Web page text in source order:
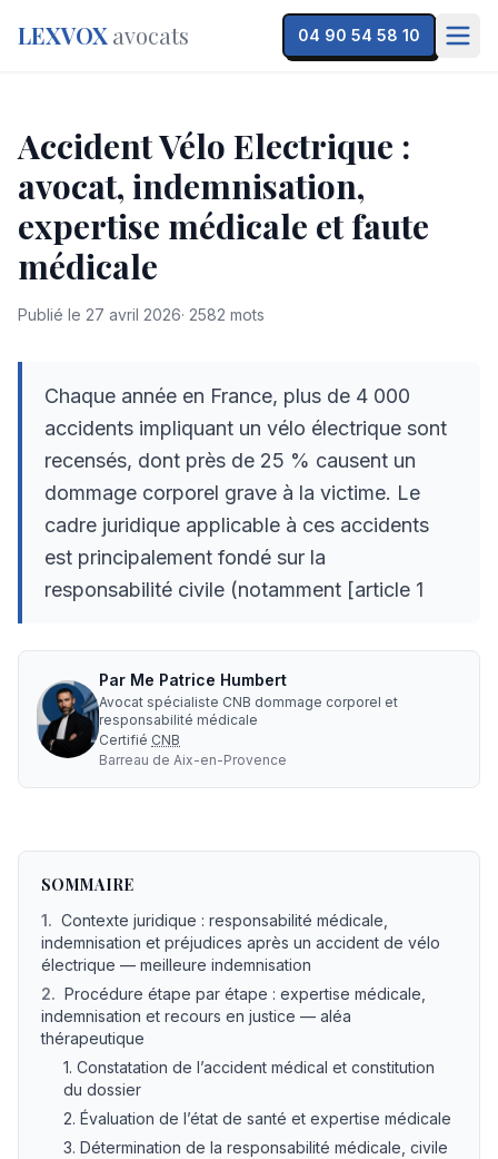
LEXVOX avocats 04 90 54 58 10
Accident Vélo Electrique :
avocat, indemnisation,
expertise médicale et faute
médicale
Publié le 27 avril 2026· 2582 mots
Chaque année en France, plus de 4 000
accidents impliquant un vélo électrique sont
recensés, dont près de 25 % causent un
dommage corporel grave à la victime. Le
cadre juridique applicable à ces accidents
est principalement fondé sur la
responsabilité civile (notamment [article 1
Par Me Patrice Humbert
Avocat spécialiste CNB dommage corporel et
responsabilité médicale
Certifié CNB
Barreau de Aix-en-Provence
SOMMAIRE
1. Contexte juridique : responsabilité médicale,
indemnisation et préjudices après un accident de vélo
électrique — meilleure indemnisation
2. Procédure étape par étape : expertise médicale,
indemnisation et recours en justice — aléa
thérapeutique
1. Constatation de l’accident médical et constitution
du dossier
2. Évaluation de l’état de santé et expertise médicale
3. Détermination de la responsabilité médicale, civile